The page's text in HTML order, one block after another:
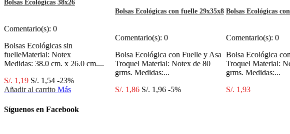
Bolsas Ecológicas 38x26
Comentario(s): 0
Bolsas Ecológicas sin
fuelleMaterial: Notex
Medidas: 38.0 cm. x 26.0 cm....
S/. 1,19 S/. 1,54 -23%
Añadir al carrito Más
Bolsas Ecológicas con fuelle 29x35x8
Comentario(s): 0
Bolsa Ecológica con Fuelle y Asa
Troquel Material: Notex de 80
grms. Medidas:...
S/. 1,86 S/. 1,96 -5%
Bolsas Ecológicas
Comentario(s): 0
Bolsa Ecológica
Troquel Material:
grms. Medidas:...
S/. 1,93
Síguenos en Facebook